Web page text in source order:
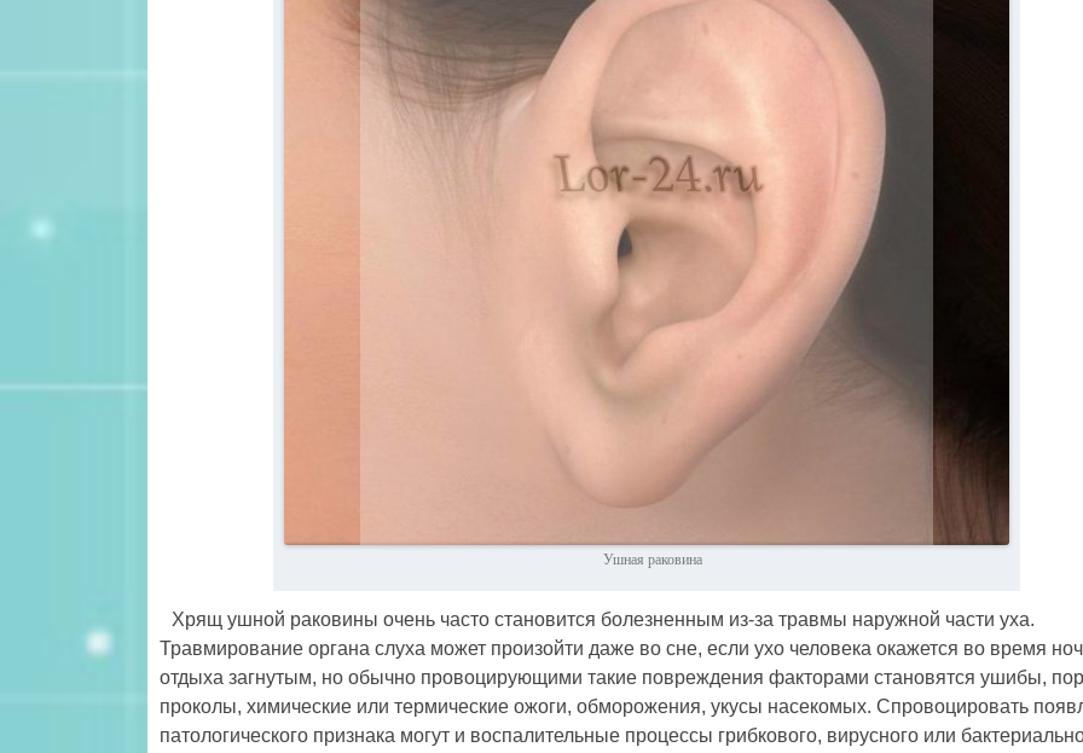
Ушная раковина
Хрящ ушной раковины очень часто становится болезненным из-за травмы наружной части уха.
Травмирование органа слуха может произойти даже во сне, если ухо человека окажется во время
отдыха загнутым, но обычно провоцирующими такие повреждения факторами становятся ушибы,
проколы, химические или термические ожоги, обморожения, укусы насекомых. Спровоцировать
патологического признака могут и воспалительные процессы грибкового, вирусного или